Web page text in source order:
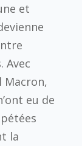
et
Avec
Macron,
eu de
la